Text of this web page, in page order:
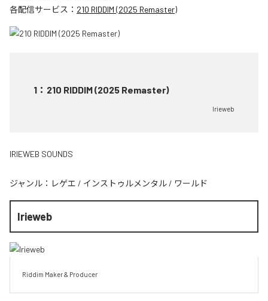
各配信サービス： 210 RIDDIM (2025 Remaster)
1 ： 210 RIDDIM (2025 Remaster)
Irieweb
IRIEWEB SOUNDS
ジャンル： レゲエ / インストゥルメンタル / ワールド
Irieweb
Riddim Maker & Producer